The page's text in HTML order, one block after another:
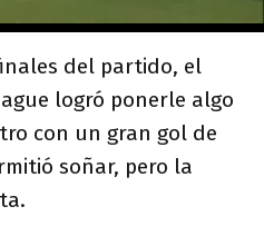
del partido, el
logró ponerle algo
con un gran gol de
soñar, pero la